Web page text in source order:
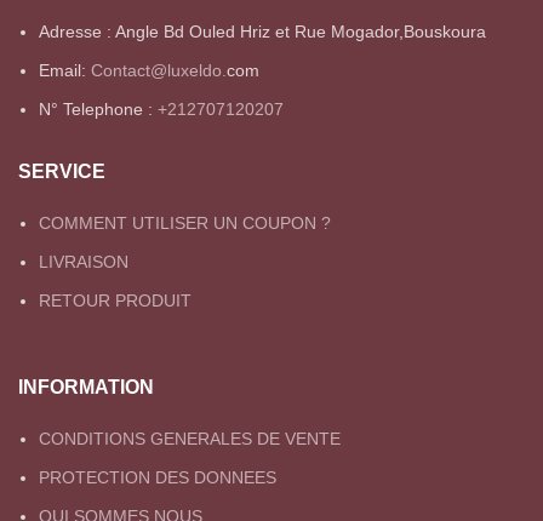
Adresse : Angle Bd Ouled Hriz et Rue Mogador,Bouskoura
Email: Contact@luxeldo. com
N° Telephone : +212707120207
SERVICE
COMMENT UTILISER UN COUPON ?
LIVRAISON
RETOUR PRODUIT
INFORMATION
CONDITIONS GENERALES DE VENTE
PROTECTION DES DONNEES
QUI SOMMES NOUS